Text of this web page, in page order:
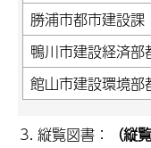
勝浦市都市建設課
鴨川市建設経済部
館山市建設環境部
縦覧図書： （縦